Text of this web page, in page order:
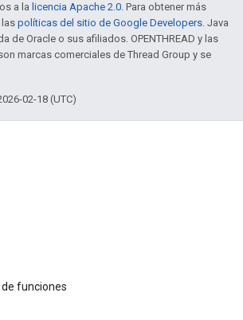
a la licencia Apache 2.0. Para obtener más
políticas del sitio de Google Developers. Java
de Oracle o sus afiliados. OPENTHREAD y las
marcas comerciales de Thread Group y se
02-18 (UTC)
funciones